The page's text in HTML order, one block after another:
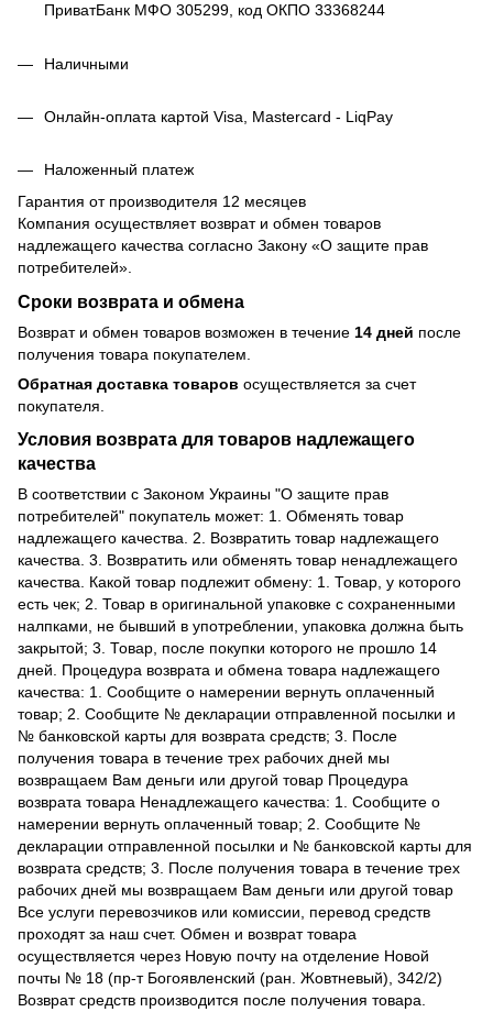
ПриватБанк МФО 305299, код ОКПО 33368244
Наличными
Онлайн-оплата картой Visa, Mastercard - LiqPay
Наложенный платеж
Гарантия от производителя 12 месяцев
Компания осуществляет возврат и обмен товаров
надлежащего качества согласно Закону «О защите прав
потребителей»
Сроки возврата и обмена
Возврат и обмен товаров возможен в течение 14 дней после
получения товара покупателем.
Обратная доставка товаров осуществляется за счет
покупателя.
Условия возврата для товаров надлежащего
качества
В соответствии с Законом Украины "О защите прав
потребителей" покупатель может: 1. Обменять товар
надлежащего качества. 2. Возвратить товар надлежащего
качества. 3. Возвратить или обменять товар ненадлежащего
качества. Какой товар подлежит обмену: 1. Товар, у которого
есть чек; 2. Товар в оригинальной упаковке с сохраненными
налпками, не бывший в употреблении, упаковка должна быть
закрытой; 3. Товар, после покупки которого не прошло 14
дней. Процедура возврата и обмена товара надлежащего
качества: 1. Сообщите о намерении вернуть оплаченный
товар; 2. Сообщите № декларации отправленной посылки и
№ банковской карты для возврата средств; 3. После
получения товара в течение трех рабочих дней мы
возвращаем Вам деньги или другой товар Процедура
возврата товара Ненадлежащего качества: 1. Сообщите о
намерении вернуть оплаченный товар; 2. Сообщите №
декларации отправленной посылки и № банковской карты для
возврата средств; 3. После получения товара в течение трех
рабочих дней мы возвращаем Вам деньги или другой товар
Все услуги перевозчиков или комиссии, перевод средств
проходят за наш счет. Обмен и возврат товара
осуществляется через Новую почту на отделение Новой
почты № 18 (пр-т Богоявленский (ран. Жовтневый), 342/2)
Возврат средств производится после получения товара.